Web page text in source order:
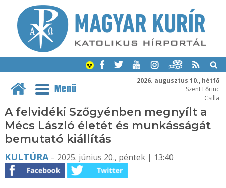
2026. augusztus 10., hétfő
Szent Lőrinc
Csilla
Menü
A felvidéki Szőgyénben megnyílt a
Mécs László életét és munkásságát
bemutató kiállítás
KULTÚRA– 2025. június 20., péntek | 13:40